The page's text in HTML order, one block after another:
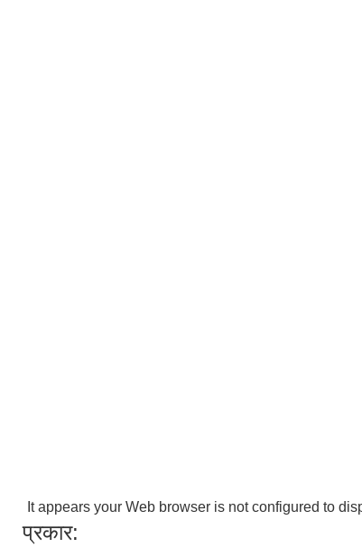
It appears your Web browser is not configured to
प्रकार: